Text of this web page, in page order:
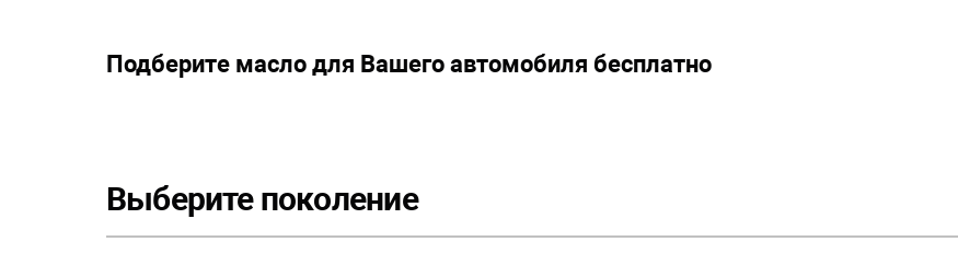
Подберите масло для Вашего автомобиля бесплатно
Выберите поколение